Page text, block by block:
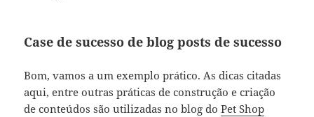
Case de sucesso de blog posts de sucesso
Bom, vamos a um exemplo prático. As dicas citadas
aqui, entre outras práticas de construção e criação
de conteúdos são utilizadas no blog doPet Shop